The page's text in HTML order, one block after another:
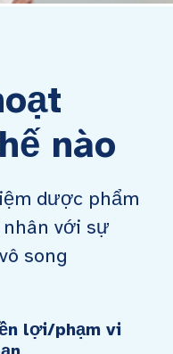
nào
dược phẩm
nhân với sự
song
lợi/phạm vi